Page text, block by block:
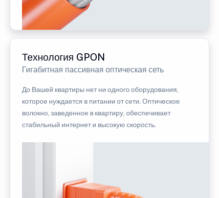
Технология GPON
Гигабитная пассивная оптическая сеть
До Вашей квартиры нет ни одного оборудования,
которое нуждается в питании от сети. Оптическое
волокно, заведенное в квартиру, обеспечивает
стабильный интернет и высокую скорость.